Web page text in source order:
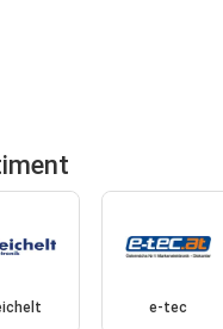
e-tec